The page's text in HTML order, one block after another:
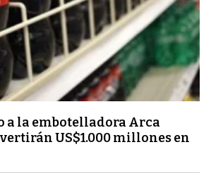
a la embotelladora Arca
US$1.000 millones en